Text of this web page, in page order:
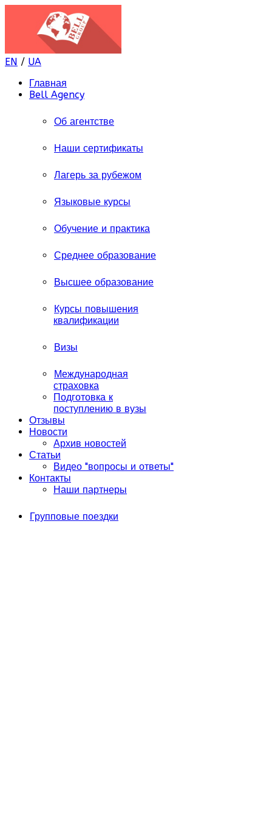
EN / UA
Главная
Bell Agency
Об агентстве
Наши сертификаты
Лагерь за рубежом
Языковые курсы
Обучение и практика
Среднее образование
Высшее образование
Курсы повышения
квалификации
Визы
Международная
страховка
Подготовка к
поступлению в вузы
Отзывы
Новости
Архив новостей
Статьи
Видео "вопросы и ответы"
Контакты
Наши партнеры
Групповые поездки